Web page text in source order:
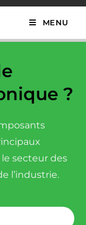
MENU
?
secteur des
l’industrie.